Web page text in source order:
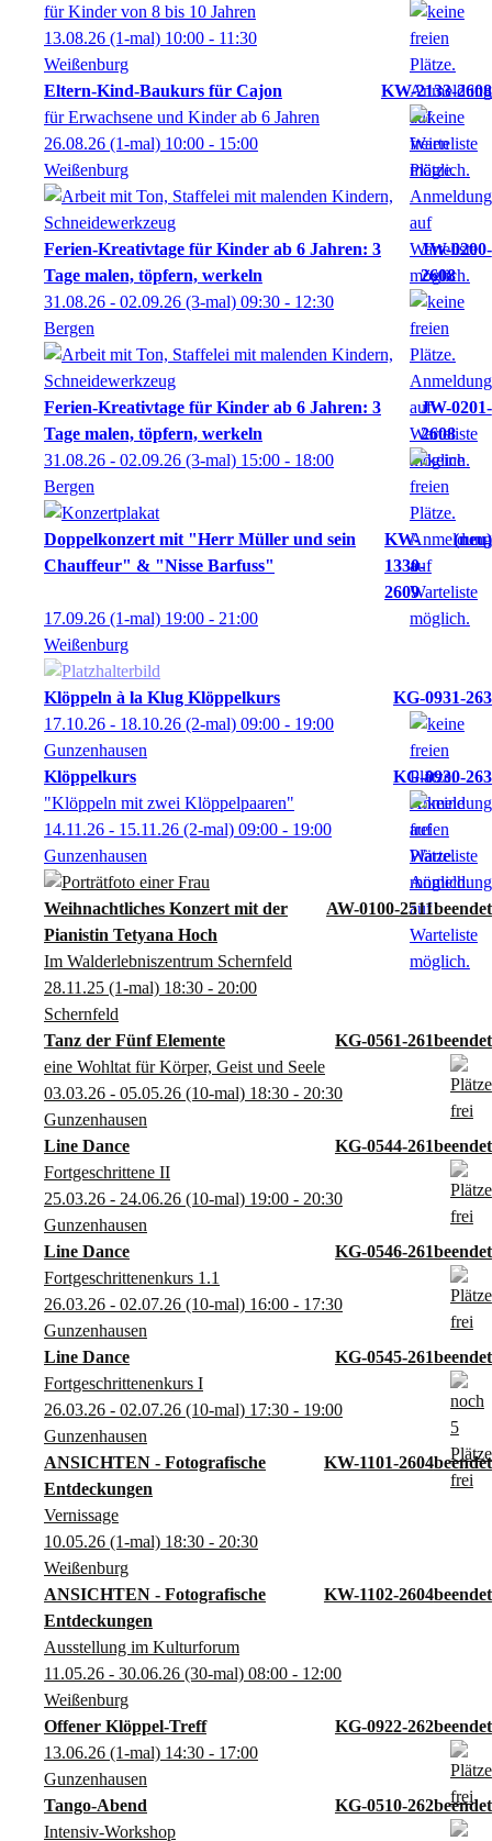
Weihnachtliches Konzert mit der
Pianistin Tetyana Hoch
AW-0100-2511
Im Walderlebniszentrum Schernfeld
28.11.25 (1-mal) 18:30 - 20:00
Schernfeld
Tanz der Fünf Elemente
KG-0561-261
eine Wohltat für Körper, Geist und Seele
03.03.26 - 05.05.26 (10-mal) 18:30 - 20:30
Gunzenhausen
Line Dance
KG-0544-261
Fortgeschrittene II
25.03.26 - 24.06.26 (10-mal) 19:00 - 20:30
Gunzenhausen
Line Dance
KG-0546-261
Fortgeschrittenenkurs 1.1
26.03.26 - 02.07.26 (10-mal) 16:00 - 17:30
Gunzenhausen
Line Dance
KG-0545-261
Fortgeschrittenenkurs I
26.03.26 - 02.07.26 (10-mal) 17:30 - 19:00
Gunzenhausen
ANSICHTEN - Fotografische
Entdeckungen
KW-1101-2604
Vernissage
10.05.26 (1-mal) 18:30 - 20:30
Weißenburg
ANSICHTEN - Fotografische
Entdeckungen
KW-1102-2604
Ausstellung im Kulturforum
11.05.26 - 30.06.26 (30-mal) 08:00 - 12:00
Weißenburg
Offener Klöppel-Treff
KG-0922-262
13.06.26 (1-mal) 14:30 - 17:00
Gunzenhausen
Tango-Abend
KG-0510-262
Intensiv-Workshop
für Kinder von 8 bis 10 Jahren
13.08.26 (1-mal) 10:00 - 11:30
Weißenburg
Eltern-Kind-Baukurs für Cajon
KW-2133-2608
für Erwachsene und Kinder ab 6 Jahren
26.08.26 (1-mal) 10:00 - 15:00
Weißenburg
Ferien-Kreativtage für Kinder ab 6 Jahren: 3
Tage malen, töpfern, werkeln
JW-0200-
2608
31.08.26 - 02.09.26 (3-mal) 09:30 - 12:30
Bergen
Ferien-Kreativtage für Kinder ab 6 Jahren: 3
Tage malen, töpfern, werkeln
JW-0201-
2608
31.08.26 - 02.09.26 (3-mal) 15:00 - 18:00
Bergen
Doppelkonzert mit "Herr Müller und sein
Chauffeur" & "Nisse Barfuss"
KW-
1330-
2609
neu
17.09.26 (1-mal) 19:00 - 21:00
Weißenburg
Klöppeln à la Klug Klöppelkurs
KG-0931-263
17.10.26 - 18.10.26 (2-mal) 09:00 - 19:00
Gunzenhausen
Klöppelkurs
KG-0930-263
"Klöppeln mit zwei Klöppelpaaren"
14.11.26 - 15.11.26 (2-mal) 09:00 - 19:00
Gunzenhausen